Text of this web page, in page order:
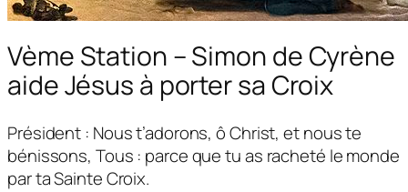
Vème Station – Simon de Cyrène
aide Jésus à porter sa Croix
Président : Nous t’adorons, ô Christ, et nous te
bénissons, Tous : parce que tu as racheté le monde
par ta Sainte Croix.